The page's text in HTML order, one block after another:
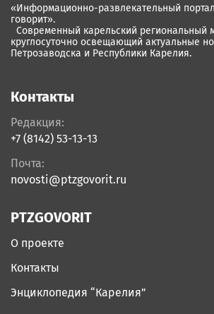
«Информационно-развлекательный
говорит».
Современный карельский региональный
круглосуточно освещающий актуальные
Петрозаводска и Республики Карелия.
Контакты
Редакция:
+7 (8142) 53-13-13
Почта:
novosti@ptzgovorit.ru
PTZGOVORIT
О проекте
Контакты
Энциклопедия “Карелия”